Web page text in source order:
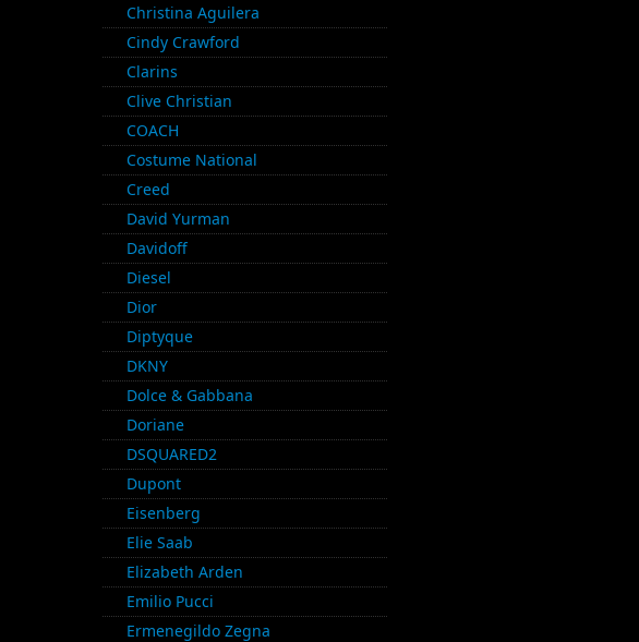
Christina Aguilera
Cindy Crawford
Clarins
Clive Christian
COACH
Costume National
Creed
David Yurman
Davidoff
Diesel
Dior
Diptyque
DKNY
Dolce & Gabbana
Doriane
DSQUARED2
Dupont
Eisenberg
Elie Saab
Elizabeth Arden
Emilio Pucci
Ermenegildo Zegna